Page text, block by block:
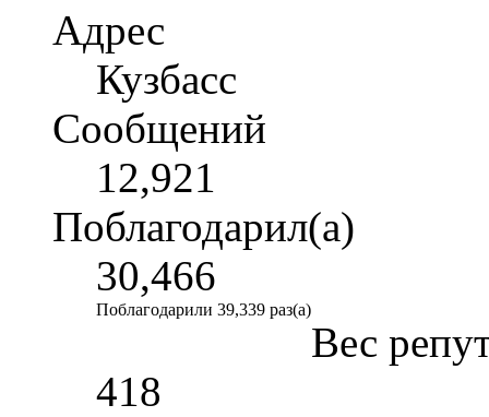
Адрес
Кузбасс
Сообщений
12,921
Поблагодарил(а)
30,466
Поблагодарили 39,339 раз(а)
Вес
418